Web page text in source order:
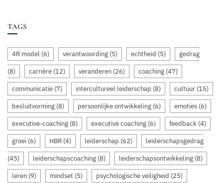
TAGS
4R model (6) verantwoording (5) echtheid (5) gedrag
(8) carrière (12) veranderen (26) coaching (47)
communicatie (7) intercultureel leiderschap (8) cultuur (15)
besluitvorming (8) persoonlijke ontwikkeling (6) emoties (6)
executive-coaching (8) executive coaching (6) feedback (4)
groei (6) HBR (4) leiderschap (62) leiderschapsgedrag
(45) leiderschapscoaching (8) leiderschapsontwikkeling (8)
leren (9) mindset (5) psychologische veiligheid (25)